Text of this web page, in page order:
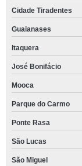
Cidade Tiradentes
Guaianases
Itaquera
José Bonifácio
Mooca
Parque do Carmo
Ponte Rasa
São Lucas
São Miguel